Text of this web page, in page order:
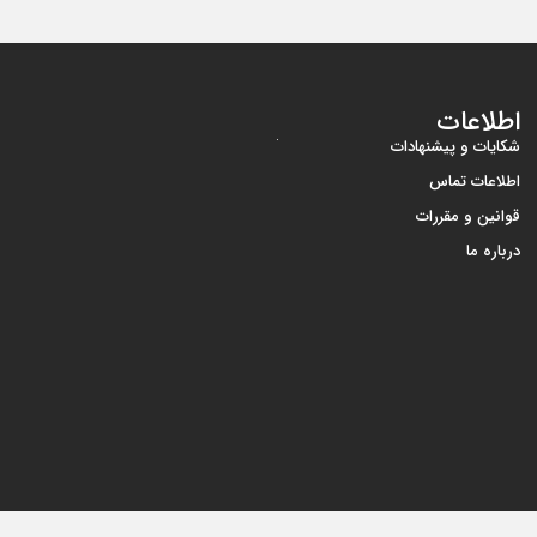
اطلاعات
شکایات و پیشنهادات
اطلاعات تماس
قوانین و مقررات
درباره ما